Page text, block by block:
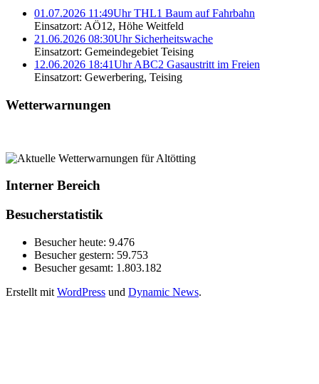
01.07.2026 11:49Uhr THL1 Baum auf Fahrbahn
Einsatzort: AÖ12, Höhe Weitfeld
21.06.2026 08:30Uhr Sicherheitswache
Einsatzort: Gemeindegebiet Teising
12.06.2026 18:41Uhr ABC2 Gasaustritt im Freien
Einsatzort: Gewerbering, Teising
Wetterwarnungen
Interner Bereich
Besucherstatistik
Besucher heute: 9.476
Besucher gestern: 59.753
Besucher gesamt: 1.803.182
Erstellt mit WordPress und Dynamic News.